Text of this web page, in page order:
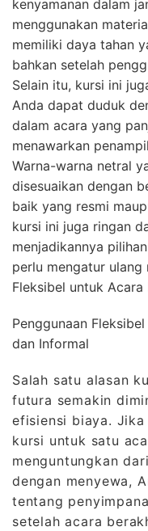
kenyamanan dalam
menggunakan
memiliki daya tahan
bahkan setelah
Selain itu, kursi ini
Anda dapat duduk
dalam acara yang
menawarkan
Warna-warna netral
disesuaikan dengan
baik yang resmi
kursi ini juga ringan
menjadikannya
perlu mengatur ulang
Fleksibel untuk
Penggunaan
dan Informal
Salah satu alasan
futura semakin
efisiensi biaya. Jika
kursi untuk satu
menguntungkan
dengan menyewa,
tentang
setelah acara